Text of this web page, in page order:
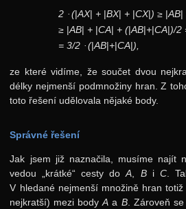
2 · (|AX| + |BX| + |CX|) ≥ |AB|
≥ |AB| + |CA| + (|AB|+|CA|)/2
= 3/2 · (|AB|+|CA|),
ze které vidíme, že součet dvou
délky nejmenší podmnožiny hran. Z
toto řešení udělovala nějaké body.
Správné řešení
Jak jsem již naznačila, musíme najít
vedou „krátké“ cesty doA Bi C.
V hledané nejmenší množině hran
nejkratší) mezi bodyA a B. Zároveň